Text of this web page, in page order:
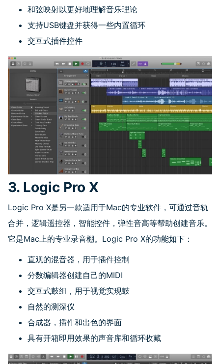
和弦映射以更好地理解音乐理论
支持USB键盘并获得一些内置循环
交互式插件控件
3. Logic Pro X
Logic Pro X是另一款适用于Mac的专业软件，可通过音轨
合并，逻辑遥控器，智能控件，弹性音高等帮助创建音乐。
它是Mac上的专业录音棚。 Logic Pro X的功能如下：
直观的混音器，用于插件控制
分数编辑器创建自己的MIDI
交互式鼓组，用于视觉实现鼓
自然的测深仪
合成器，插件和出色的界面
具有开箱即用效果的声音库和循环收藏